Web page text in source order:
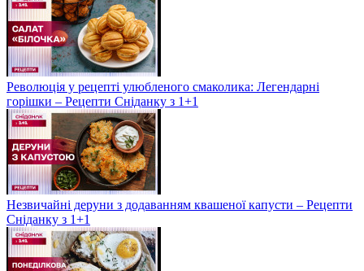
Революція у рецепті улюбленого смаколика: Легендарні
горішки – Рецепти Сніданку з 1+1
Незвичайні деруни з додаванням квашеної капусти – Рецепти
Сніданку з 1+1